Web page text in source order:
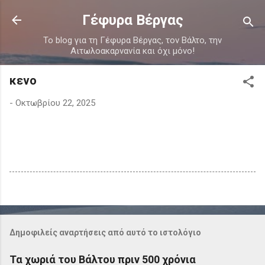
Μετάβαση στο κύριο περιεχόμενο
Γέφυρα Βέργας
Το blog για τη Γέφυρα Βέργας, τον Βάλτο, την
Αιτωλοακαρνανία και όχι μόνο!
κενο
- Οκτωβρίου 22, 2025
Δημοφιλείς αναρτήσεις από αυτό το ιστολόγιο
Τα χωριά του Βάλτου πριν 500 χρόνια